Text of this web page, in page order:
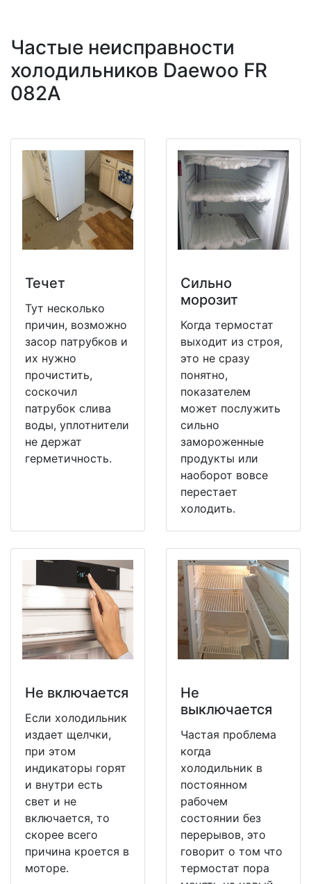
Частые неисправности
холодильников Daewoo FR
082A
Течет
Тут несколько
причин, возможно
засор патрубков и
их нужно
прочистить,
соскочил
патрубок слива
воды, уплотнители
не держат
герметичность.
Сильно
морозит
Когда термостат
выходит из строя,
это не сразу
понятно,
показателем
может послужить
сильно
замороженные
продукты или
наоборот вовсе
перестает
холодить.
Не включается
Если холодильник
издает щелчки,
при этом
индикаторы горят
и внутри есть
свет и не
включается, то
скорее всего
причина кроется в
моторе.
Не
выключается
Частая проблема
когда
холодильник в
постоянном
рабочем
состоянии без
перерывов, это
говорит о том что
термостат пора